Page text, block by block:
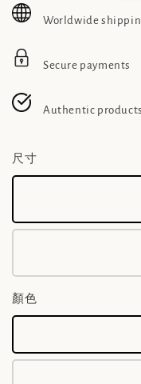
Worldwide
Secure payments
Authentic products
尺寸
顏色